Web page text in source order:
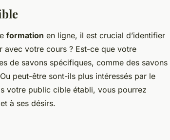
formation en ligne, il est crucial d’identifier
votre cours ? Est-ce que votre
de savons spécifiques, comme des savons
peut-être sont-ils plus intéressés par le
votre public cible établi, vous pourrez
à ses désirs.